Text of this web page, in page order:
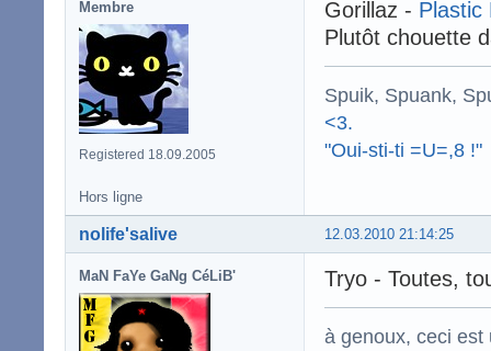
Membre
Registered 18.09.2005
Gorillaz - Plastic
Plutôt chouette
Spuik, Spuank,
<3.
"Oui-sti-ti =U=,8 !"
Hors ligne
12.03.2010 21:14:25
nolife'salive
MaN FaYe GaNg CéLiB' Tryo - Toutes,
à genoux, ceci est